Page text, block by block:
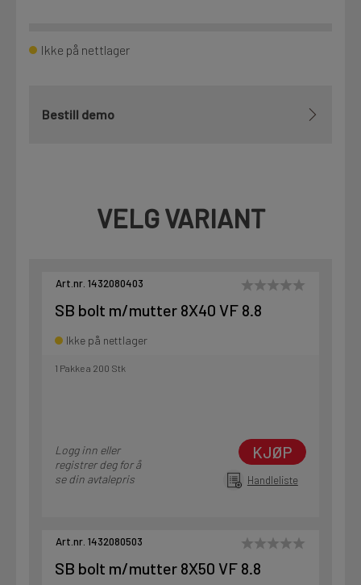
Ikke på nettlager
Bestill demo
VELG VARIANT
Art.nr. 1432080403
SB bolt m/mutter 8X40 VF 8.8
Ikke på nettlager
1 Pakke a 200 Stk
Logg inn eller
registrer deg for å
se din avtalepris
KJØP
Handleliste
Art.nr. 1432080503
SB bolt m/mutter 8X50 VF 8.8